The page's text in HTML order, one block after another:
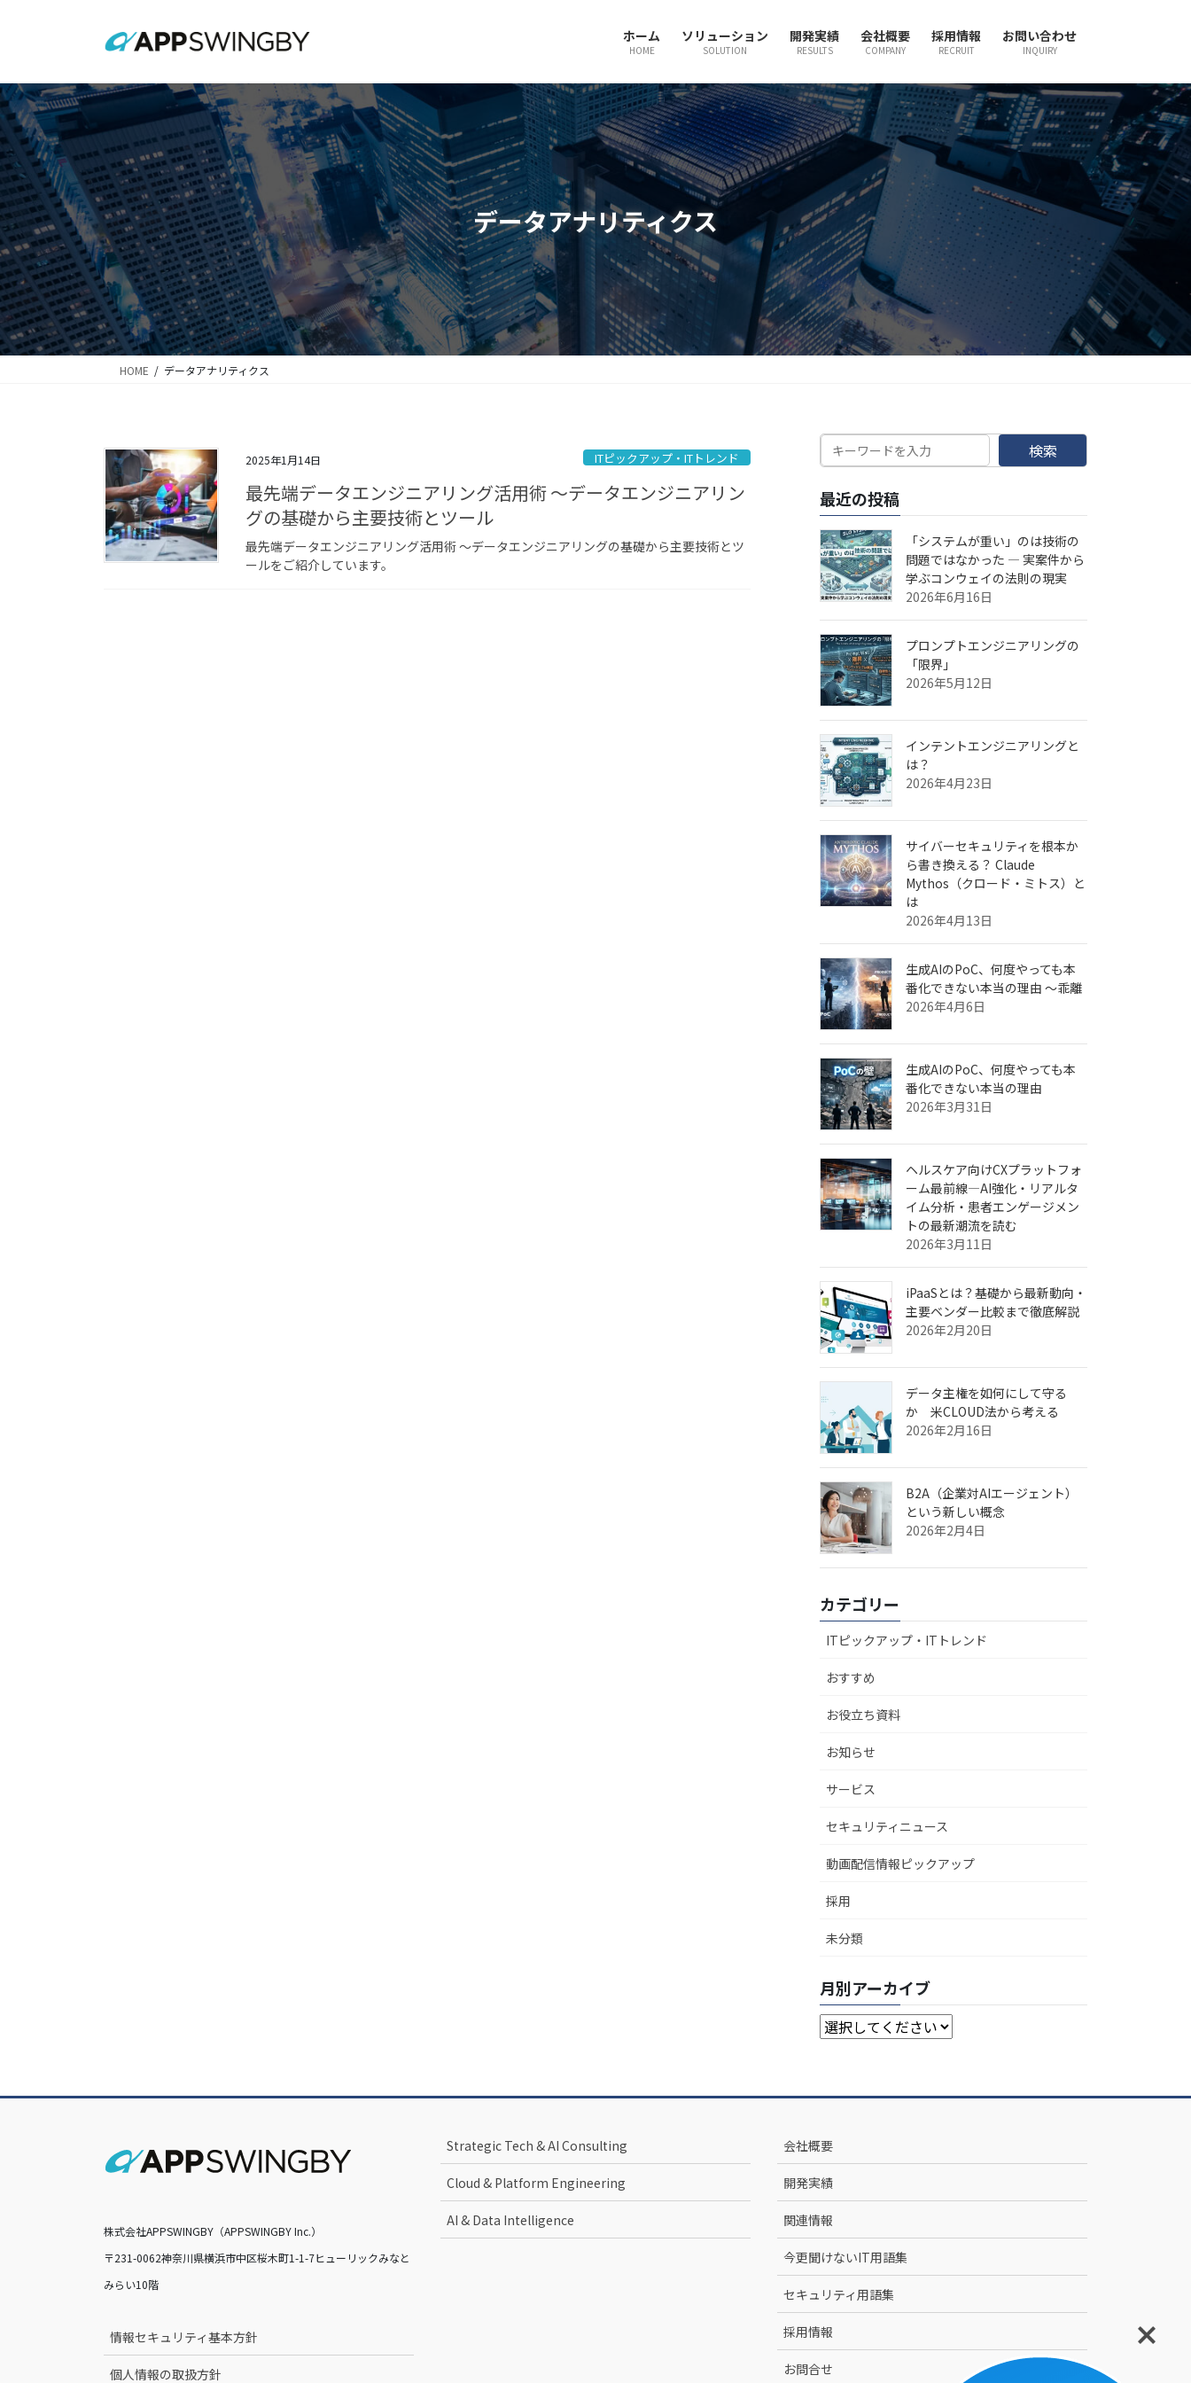
ツ
に
移
動
シ
ョ
ン
に
移
動
ホーム
HOME
ソリューション
SOLUTION
開発実績
RESULTS
会社概要
COMPANY
採用情報
RECRUIT
お問い合わせ
INQUIRY
データアナリティクス
HOME データアナリティクス
2025年1月14日 ITピックアップ・ITトレンド
最先端データエンジニアリング活用術 ～データエンジニアリン
グの基礎から主要技術とツール
最先端データエンジニアリング活用術 ～データエンジニアリングの基礎から主要技術とツ
ールをご紹介しています。
検索
最近の投稿
「システムが重い」のは技術の
問題ではなかった — 実案件から
学ぶコンウェイの法則の現実
2026年6月16日
プロンプトエンジニアリングの
「限界」
2026年5月12日
インテントエンジニアリングと
は？
2026年4月23日
サイバーセキュリティを根本か
ら書き換える？ Claude
Mythos（クロード・ミトス）と
は
2026年4月13日
生成AIのPoC、何度やっても本
番化できない本当の理由 ～乖離
2026年4月6日
生成AIのPoC、何度やっても本
番化できない本当の理由
2026年3月31日
ヘルスケア向けCXプラットフォ
ーム最前線—AI強化・リアルタ
イム分析・患者エンゲージメン
トの最新潮流を読む
2026年3月11日
iPaaSとは？基礎から最新動向・
主要ベンダー比較まで徹底解説
2026年2月20日
データ主権を如何にして守る
か 米CLOUD法から考える
2026年2月16日
B2A（企業対AIエージェント）
という新しい概念
2026年2月4日
カテゴリー
ITピックアップ・ITトレンド
おすすめ
お役立ち資料
お知らせ
サービス
セキュリティニュース
動画配信情報ピックアップ
採用
未分類
月別アーカイブ
株式会社APPSWINGBY（APPSWINGBY Inc.）
〒231-0062神奈川県横浜市中区桜木町1-1-7ヒューリックみなと
みらい10階
情報セキュリティ基本方針
個人情報の取扱方針
Strategic Tech & AI Consulting
Cloud & Platform Engineering
AI & Data Intelligence
会社概要
開発実績
関連情報
今更聞けないIT用語集
セキュリティ用語集
採用情報
お問合せ